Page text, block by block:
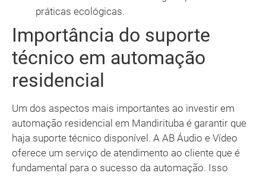
práticas ecológicas.
Importância do suporte
técnico em automação
residencial
Um dos aspectos mais importantes ao investir em
automação residencial em Mandirituba é garantir que
haja suporte técnico disponível. A AB Áudio e Vídeo
oferece um serviço de atendimento ao cliente que é
fundamental para o sucesso da automação. Isso